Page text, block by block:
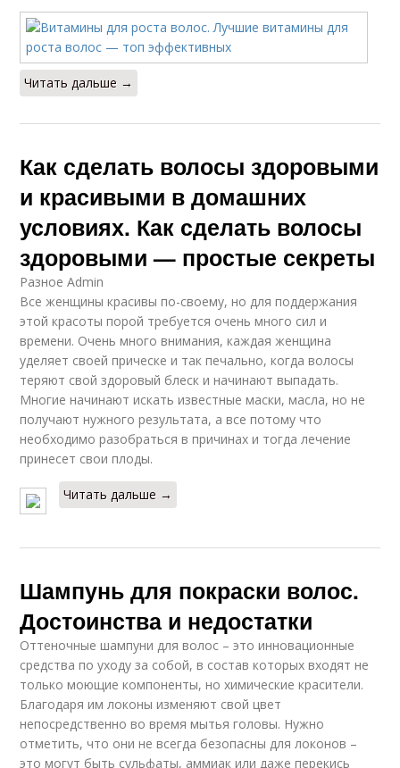
Читать дальше →
Как сделать волосы здоровыми
и красивыми в домашних
условиях. Как сделать волосы
здоровыми — простые секреты
Разное Admin
Все женщины красивы по-своему, но для поддержания
этой красоты порой требуется очень много сил и
времени. Очень много внимания, каждая женщина
уделяет своей прическе и так печально, когда волосы
теряют свой здоровый блеск и начинают выпадать.
Многие начинают искать известные маски, масла, но не
получают нужного результата, а все потому что
необходимо разобраться в причинах и тогда лечение
принесет свои плоды.
Читать дальше →
Шампунь для покраски волос.
Достоинства и недостатки
Оттеночные шампуни для волос – это инновационные
средства по уходу за собой, в состав которых входят не
только моющие компоненты, но химические красители.
Благодаря им локоны изменяют свой цвет
непосредственно во время мытья головы. Нужно
отметить, что они не всегда безопасны для локонов –
это могут быть сульфаты, аммиак или даже перекись